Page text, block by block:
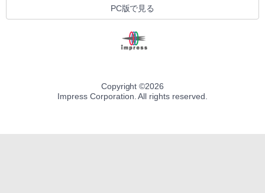
PC版で見る
Copyright ©2026
Impress Corporation. All rights reserved.